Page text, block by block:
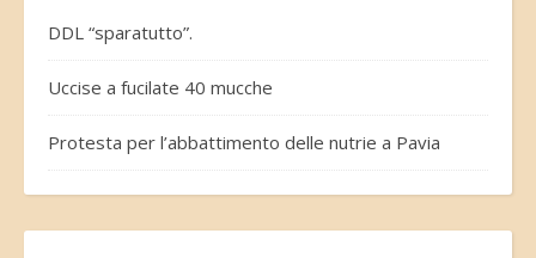
DDL “sparatutto”.
Uccise a fucilate 40 mucche
Protesta per l’abbattimento delle nutrie a Pavia